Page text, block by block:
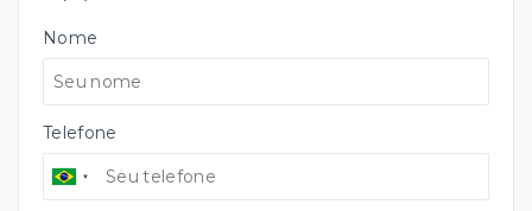
Nome
Telefone